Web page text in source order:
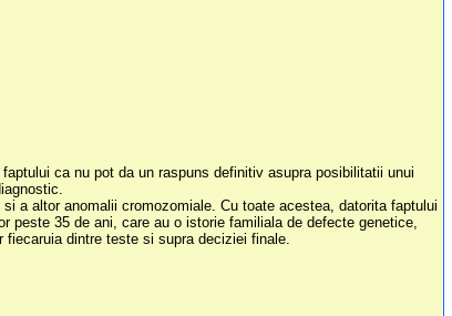
ca nu pot da un raspuns definitiv asupra posibilitatii unui
a altor anomalii cromozomiale. Cu toate acestea, datorita faptului
35 de ani, care au o istorie familiala de defecte genetice,
dintre teste si supra deciziei finale.